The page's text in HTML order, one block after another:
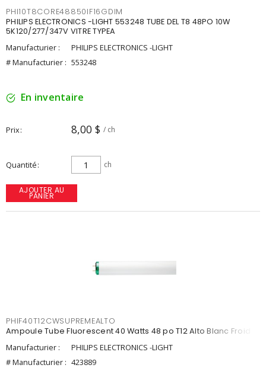
PHI10T8CORE48850IF16GDIM
PHILIPS ELECTRONICS -LIGHT 553248 TUBE DEL T8 48PO 10W
5K120/277/347V VITRE TYPEA
Manufacturier :
PHILIPS ELECTRONICS -LIGHT
# Manufacturier : 553248
En inventaire
Prix 8,00 $ / ch
Quantité ch
AJOUTER AU
PANIER
PHIF40T12CWSUPREMEALTO
Ampoule Tube Fluorescent 40 Watts 48 po T12 Alto Blanc Froid
Manufacturier :
PHILIPS ELECTRONICS -LIGHT
# Manufacturier : 423889